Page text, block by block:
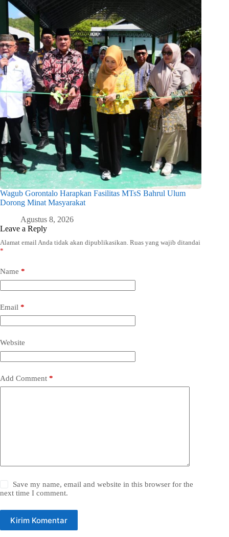
Wagub Gorontalo Harapkan Fasilitas MTsS Bahrul Ulum
Dorong Minat Masyarakat
Agustus 8, 2026
Leave a Reply
Alamat email Anda tidak akan dipublikasikan. Ruas yang wajib ditandai
*
Name *
Email *
Website
Add Comment *
Save my name, email and website in this browser for the
next time I comment.
Kirim Komentar